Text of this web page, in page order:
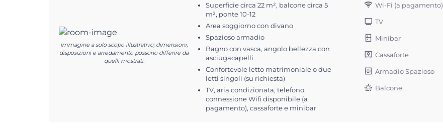
Immagine a solo scopo illustrativo; dimensioni,
disposizioni e arredamento possono differire da
quelli mostrati.
Superficie circa 22 m², balcone circa 5
m², ponte 10-12
Area soggiorno con divano
Spazioso armadio
Bagno con vasca, angolo bellezza con
asciugacapelli
Confortevole letto matrimoniale o due
letti singoli (su richiesta)
TV, aria condizionata, telefono,
connessione Wifi disponibile (a
pagamento), cassaforte e minibar
Wi-Fi (a pagamento)
TV
Minibar
Cassaforte
Armadio Spazioso
Balcone